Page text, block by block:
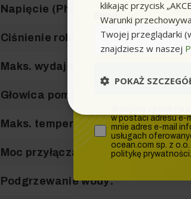
Napięcie (Ph/V/Hz):
Ciśnienie robocze (bar):
Maks. wydajność tłoczenia (l/h):
Głowica pompy:
Maks. temperatura doprowadzanej
Moc przyłącza (kW):
Podgrzewanie wody:
klikając przycisk
Warunki
Twojej przeglądarki
znajdziesz w naszej
POKAŻ
Email
w postaci adresu e-
mnie adres e-mail
usługach
ocean.com sp. z o.o.
politykę